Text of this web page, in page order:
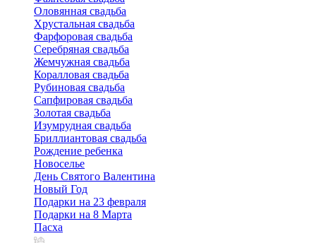
Оловянная свадьба
Хрустальная свадьба
Фарфоровая свадьба
Серебряная свадьба
Жемчужная свадьба
Коралловая свадьба
Рубиновая свадьба
Сапфировая свадьба
Золотая свадьба
Изумрудная свадьба
Бриллиантовая свадьба
Рождение ребенка
Новоселье
День Святого Валентина
Новый Год
Подарки на 23 февраля
Подарки на 8 Марта
Пасха